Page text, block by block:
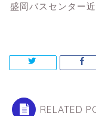
盛岡バスセンター
RELATED